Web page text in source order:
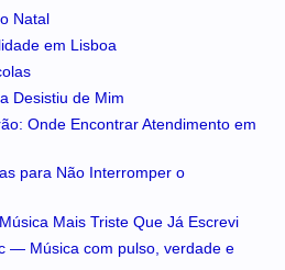
Natal
em Lisboa
Desistiu de Mim
Onde Encontrar Atendimento em
para Não Interromper o
Mais Triste Que Já Escrevi
— Música com pulso, verdade e